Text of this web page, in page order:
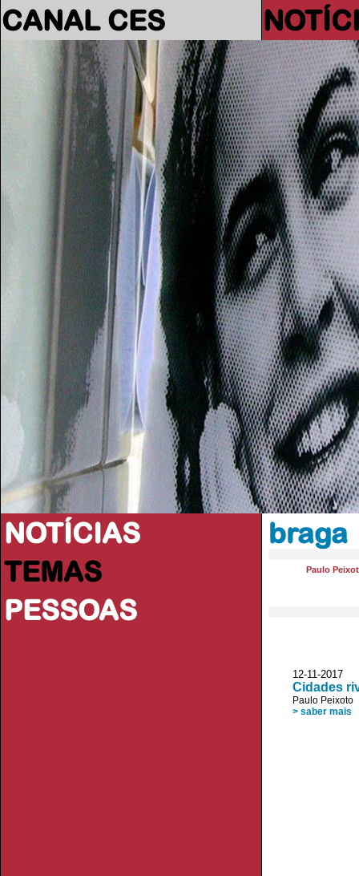
CANAL CES
NOTÍCIAS
TEMAS
PESSOAS
braga
Paulo
12-11-2017
Cidades
Paulo Peixoto
> saber mais